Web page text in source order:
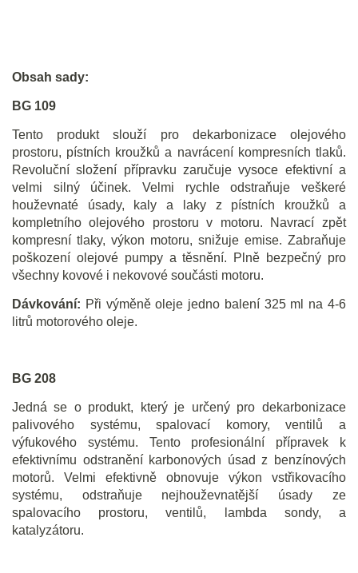
Obsah sady:
BG 109
Tento produkt slouží pro dekarbonizace olejového
prostoru, pístních kroužků a navrácení kompresních tlaků.
Revoluční složení přípravku zaručuje vysoce efektivní a
velmi silný účinek. Velmi rychle odstraňuje veškeré
houževnaté úsady, kaly a laky z pístních kroužků a
kompletního olejového prostoru v motoru. Navrací zpět
kompresní tlaky, výkon motoru, snižuje emise. Zabraňuje
poškození olejové pumpy a těsnění. Plně bezpečný pro
všechny kovové i nekovové součásti motoru.
Dávkování: Při výměně oleje jedno balení 325 ml na 4-6
litrů motorového oleje.
BG 208
Jedná se o produkt, který je určený pro dekarbonizace
palivového systému, spalovací komory, ventilů a
výfukového systému. Tento profesionální přípravek k
efektivnímu odstranění karbonových úsad z benzínových
motorů. Velmi efektivně obnovuje výkon vstřikovacího
systému, odstraňuje nejhouževnatější úsady ze
spalovacího prostoru, ventilů, lambda sondy, a
katalyzátoru.